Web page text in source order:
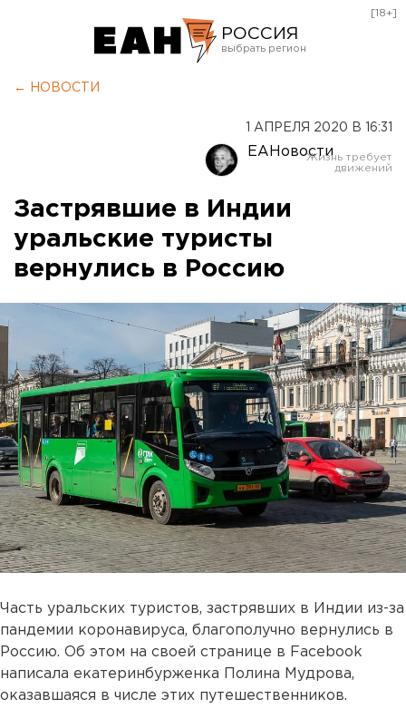
РОССИЯ
Оренбург
[18+]
← НОВОСТИ
1 АПРЕЛЯ 2020 В 16:31
ЕАНовости
Застрявшие в Индии
уральские туристы
вернулись в Россию
Часть уральских туристов, застрявших в Индии из-за
пандемии коронавируса, благополучно вернулись в
Россию. Об этом на своей странице в Facebook
написала екатеринбурженка Полина Мудрова,
оказавшаяся в числе этих путешественников.